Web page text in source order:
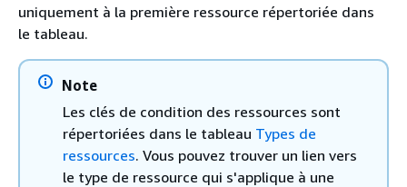
uniquement à la première ressource répertoriée dans
le tableau.
Note
Les clés de condition des ressources sont
répertoriées dans le tableau Types de
ressources. Vous pouvez trouver un lien vers
le type de ressource qui s'applique à une